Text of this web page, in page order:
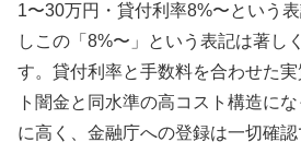
1〜30万円・貸付利率8%〜という
しこの「8%〜」という表記は著し
す。貸付利率と手数料を合わせた
ト闇金と同水準の高コスト構造に
に高く、金融庁への登録は一切確認